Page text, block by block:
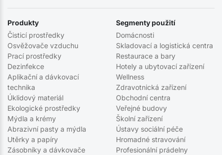
Produkty
Čisticí prostředky
Osvěžovače vzduchu
Prací prostředky
Dezinfekce
Aplikační a dávkovací
technika
Úklidový materiál
Ekologické prostředky
Mýdla a krémy
Abrazivní pasty a mýdla
Utěrky a papíry
Zásobníky a dávkovače
Segmenty použití
Domácnosti
Skladovací a logistická centra
Restaurace a bary
Hotely a ubytovací zařízení
Wellness
Zdravotnická zařízení
Obchodní centra
Veřejné budovy
Školní zařízení
Ústavy sociální péče
Hromadné stravování
Profesionální prádelny